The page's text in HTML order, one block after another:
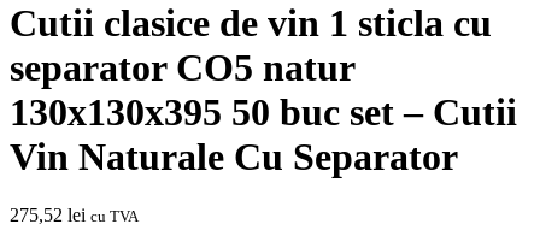
Cutii clasice de vin 1 sticla cu
separator CO5 natur
130x130x395 50 buc set – Cutii
Vin Naturale Cu Separator
275,52 lei cu TVA